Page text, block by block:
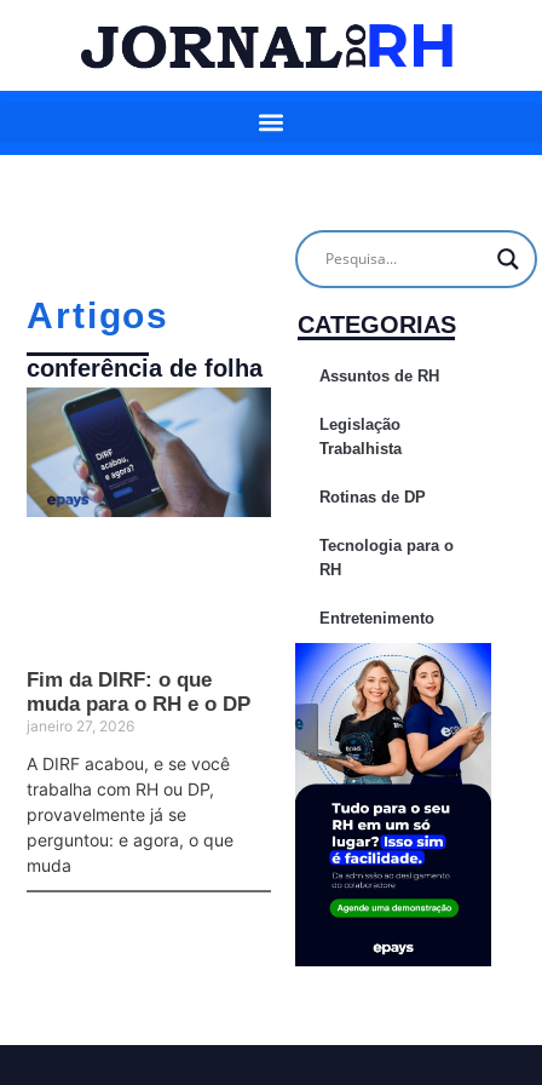
Artigos
conferência de folha
Fim da DIRF: o que
muda para o RH e o DP
janeiro 27, 2026
A DIRF acabou, e se você
trabalha com RH ou DP,
provavelmente já se
perguntou: e agora, o que
muda
CATEGORIAS
Assuntos de RH
Legislação
Trabalhista
Rotinas de DP
Tecnologia para o
RH
Entretenimento